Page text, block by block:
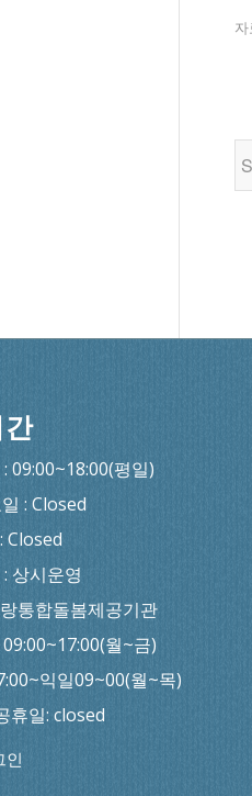
자
간
09:00~18:00(평일)
: Closed
Closed
상시운영
통합돌봄제공기관
월~금)
익일09~00(월~목)
휴일: closed
인